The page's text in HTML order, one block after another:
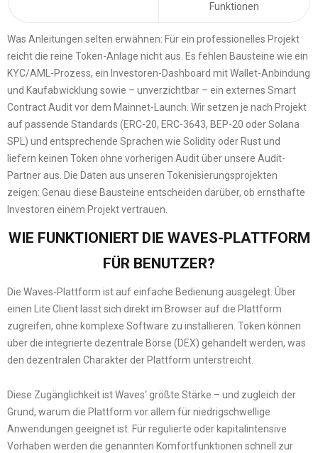
Funktionen
Was Anleitungen selten erwähnen: Für ein professionelles Projekt
reicht die reine Token-Anlage nicht aus. Es fehlen Bausteine wie ein
KYC/AML-Prozess, ein Investoren-Dashboard mit Wallet-Anbindung
und Kaufabwicklung sowie – unverzichtbar – ein externes Smart
Contract Audit vor dem Mainnet-Launch. Wir setzen je nach Projekt
auf passende Standards (ERC-20, ERC-3643, BEP-20 oder Solana
SPL) und entsprechende Sprachen wie Solidity oder Rust und
liefern keinen Token ohne vorherigen Audit über unsere Audit-
Partner aus. Die Daten aus unseren Tokenisierungsprojekten
zeigen: Genau diese Bausteine entscheiden darüber, ob ernsthafte
Investoren einem Projekt vertrauen.
WIE FUNKTIONIERT DIE WAVES-PLATTFORM
FÜR BENUTZER?
Die Waves-Plattform ist auf einfache Bedienung ausgelegt. Über
einen Lite Client lässt sich direkt im Browser auf die Plattform
zugreifen, ohne komplexe Software zu installieren. Token können
über die integrierte dezentrale Börse (DEX) gehandelt werden, was
den dezentralen Charakter der Plattform unterstreicht.
Diese Zugänglichkeit ist Waves‘ größte Stärke – und zugleich der
Grund, warum die Plattform vor allem für niedrigschwellige
Anwendungen geeignet ist. Für regulierte oder kapitalintensive
Vorhaben werden die genannten Komfortfunktionen schnell zur